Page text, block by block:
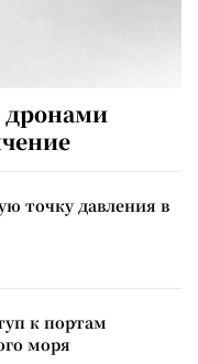
дронами
точку давления в
к портам
моря